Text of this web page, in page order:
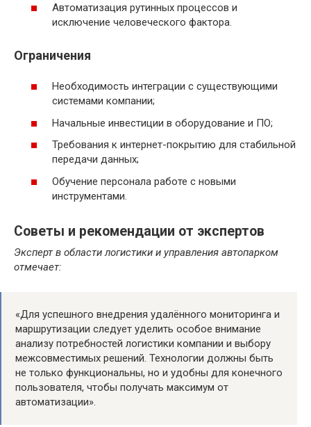
Автоматизация рутинных процессов и
исключение человеческого фактора.
Ограничения
Необходимость интеграции с существующими
системами компании;
Начальные инвестиции в оборудование и ПО;
Требования к интернет-покрытию для стабильной
передачи данных;
Обучение персонала работе с новыми
инструментами.
Советы и рекомендации от экспертов
Эксперт в области логистики и управления автопарком
отмечает:
«Для успешного внедрения удалённого мониторинга и
маршрутизации следует уделить особое внимание
анализу потребностей логистики компании и выбору
межсовместимых решений. Технологии должны быть
не только функциональны, но и удобны для конечного
пользователя, чтобы получать максимум от
автоматизации».